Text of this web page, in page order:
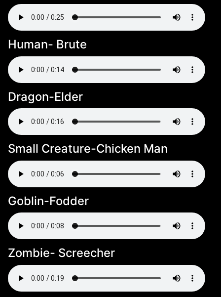
Human- Brute
Dragon-Elder
Small Creature-Chicken Man
Goblin-Fodder
Zombie- Screecher